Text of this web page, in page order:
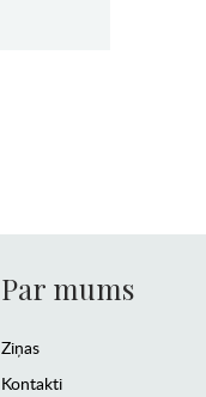
Par mums
Ziņas
Kontakti